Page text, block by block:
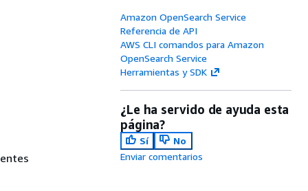
Amazon OpenSearch Service
Referencia de API
AWS CLI comandos para Amazon
OpenSearch Service
Herramientas y SDK
¿Le ha servido de ayuda esta
página?
Sí
No
Enviar comentarios